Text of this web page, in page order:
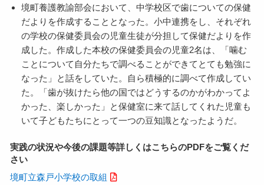
境町養護教諭部会において、中学校区で歯についての保健
だよりを作成することとなった。小中連携をし、それぞれ
の学校の保健委員会の児童生徒が分担して保健だよりを作
成した。作成した本校の保健委員会の児童2名は、「噛む
ことについて自分たちで調べることができてとても勉強に
なった」と話をしていた。自ら積極的に調べて作成してい
た。「歯が抜けたら他の国ではどうするのかがわかってよ
かった、楽しかった」と保健室に来て話してくれた児童も
いて子どもたちにとって一つの豆知識となったようだ。
実践の状況や今後の課題等詳しくはこちらのPDFをご覧くだ
さい
境町立森戸小学校の取組